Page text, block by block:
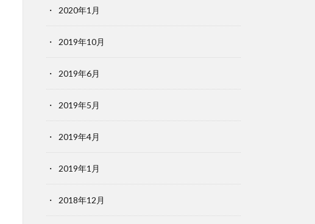
2020年1月
2019年10月
2019年6月
2019年5月
2019年4月
2019年1月
2018年12月